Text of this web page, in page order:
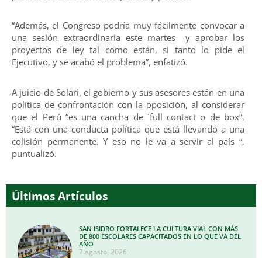
“Además, el Congreso podría muy fácilmente convocar a
una sesión extraordinaria este martes y aprobar los
proyectos de ley tal como están, si tanto lo pide el
Ejecutivo, y se acabó el problema”, enfatizó.
A juicio de Solari, el gobierno y sus asesores están en una
política de confrontación con la oposición, al considerar
que el Perú “es una cancha de ´full contact o de box”.
“Está con una conducta política que está llevando a una
colisión permanente. Y eso no le va a servir al país “,
puntualizó.
Últimos Artículos
SAN ISIDRO FORTALECE LA CULTURA VIAL CON MÁS
DE 800 ESCOLARES CAPACITADOS EN LO QUE VA DEL
AÑO
7 agosto, 2026